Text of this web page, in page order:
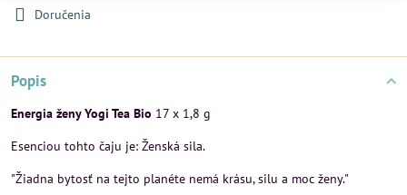
Doručenia
Popis
Energia ženy Yogi Tea Bio 17 x 1,8 g
Esenciou tohto čaju je: Ženská sila.
"Žiadna bytosť na tejto planéte nemá krásu, silu a moc ženy."